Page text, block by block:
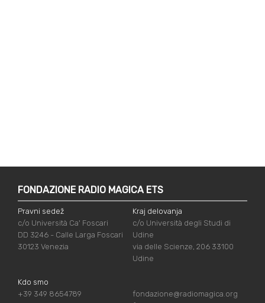
FONDAZIONE RADIO MAGICA ETS
Pravni sedež
c/o Università Ca' Foscari
DD 3246 - Calle Larga Foscari
30123 Venezia
Kraj delovanja
c/o Università degli Studi di
Udine
via delle Scienze, 206 33100
Udine
Kdo smo
+39 349 8654789
fondazione@radiomagica.org